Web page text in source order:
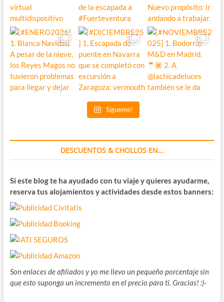
Sígueme!
DESCUENTOS & CHOLLOS EN…
Si este blog te ha ayudado con tu viaje y quieres ayudarme,
reserva tus alojamientos y actividades desde estos banners:
Son enlaces de afiliados y yo me llevo un pequeño porcentaje sin
que esto suponga un incremento en el precio para ti. Gracias! :)-